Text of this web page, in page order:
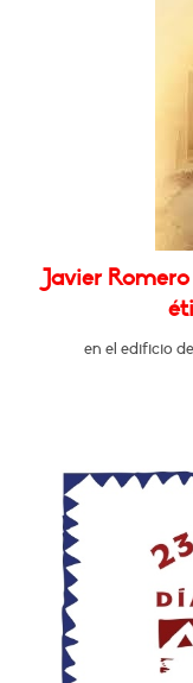
Javier
en el edificio